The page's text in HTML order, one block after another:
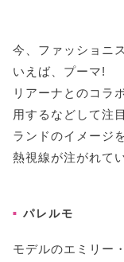
今、ファッショニ
いえば、プーマ!
リアーナとのコラ
用するなどして注
ランドのイメージ
熱視線が注がれて
パレルモ
モデルのエミリー